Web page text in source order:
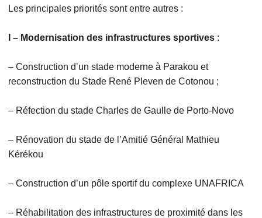
Les principales priorités sont entre autres :
I – Modernisation des infrastructures sportives:
– Construction d’un stade moderne à Parakou et
reconstruction du Stade René Pleven de Cotonou ;
– Réfection du stade Charles de Gaulle de Porto-Novo
– Rénovation du stade de l’Amitié Général Mathieu
Kérékou
– Construction d’un pôle sportif du complexe UNAFRICA
– Réhabilitation des infrastructures de proximité dans les